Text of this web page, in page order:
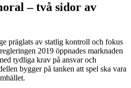
– två sidor av
präglats av statlig kontroll och fokus
2019 öppnades marknaden
tydliga krav på ansvar och
bygger på tanken att spel ska vara